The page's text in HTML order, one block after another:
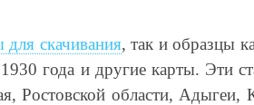
для скачивания, так и образцы
года и другие карты. Эти
Ростовской области, Адыгеи,